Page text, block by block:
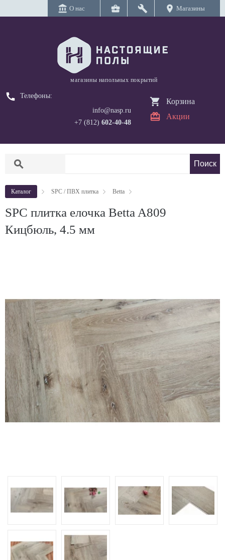
account_balance О нас business_center build location_on Магазины
магазины напольных покрытий
call
Телефоны:
info@nasp.ru
+7 (812) 602-40-48
Корзина
Акции
search
Каталог SPC / ПВХ плитка Betta
SPC плитка елочка Betta A809
Кицбюль, 4.5 мм